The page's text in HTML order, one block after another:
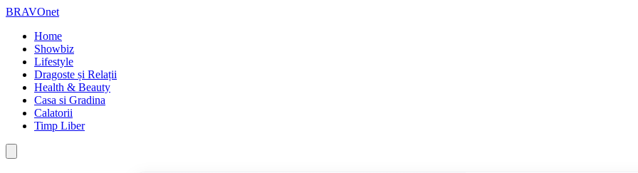
BRAVOnet
Home
Showbiz
Lifestyle
Dragoste și Relații
Health & Beauty
Casa si Gradina
Calatorii
Timp Liber